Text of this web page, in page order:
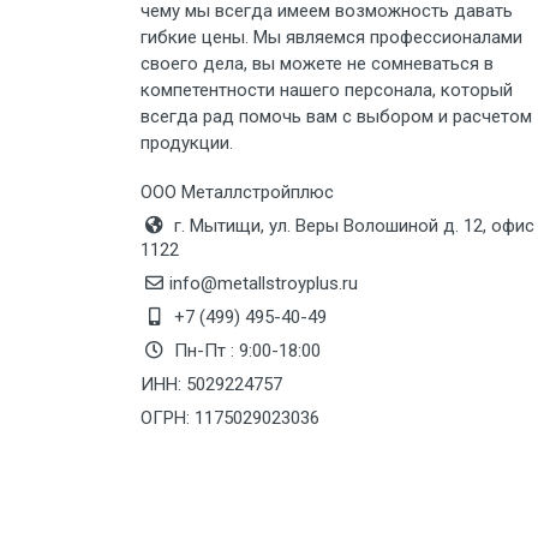
Груз до 6 м, вес до 5 тн
Груз до 6 м, вес до 8 тн
Груз до 6 м, вес до 10 тн
Груз до 12 м, вес до 20 тн
Манипулятор до 6 м, вес до 5 тн
чему мы всегда имеем возможность давать
гибкие цены. Мы являемся профессионалами
своего дела, вы можете не сомневаться в
компетентности нашего персонала, который
всегда рад помочь вам с выбором и расчетом
продукции.
ООО Металлстройплюс
г. Мытищи, ул. Веры Волошиной д. 12, офис
1122
info@metallstroyplus.ru
+7 (499) 495-40-49
Пн-Пт : 9:00-18:00
ИНН: 5029224757
ОГРН: 1175029023036